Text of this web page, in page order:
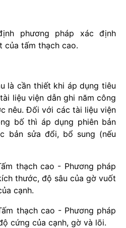
phương pháp xác định
của tấm thạch cao.
là cần thiết khi áp dụng tiêu
liệu viện dẫn ghi năm công
nêu. Đối với các tài liệu viện
bố thì áp dụng phiên bản
bản sửa đổi, bổ sung (nếu
thạch cao - Phương pháp
thước, độ sâu của gờ vuốt
cạnh.
thạch cao - Phương pháp
cứng của cạnh, gờ và lõi.